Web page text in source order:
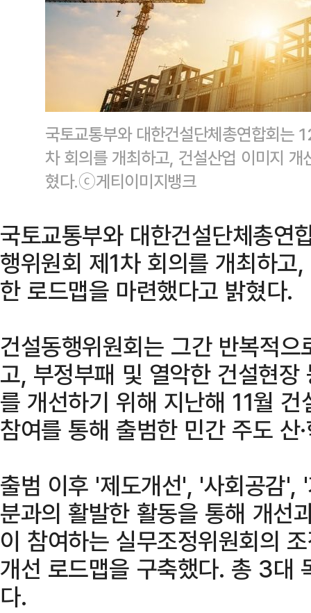
국토교통부와 대한건설단체총연합회는
차 회의를 개최하고, 건설산업 이미지
혔다.ⓒ게티이미지뱅크
국토교통부와 대한건설단체총
행위원회 제1차 회의를 개최하
한 로드맵을 마련했다고 밝혔다.
건설동행위원회는 그간 반복적
고, 부정부패 및 열악한 건설현
를 개선하기 위해 지난해 11월 건
참여를 통해 출범한 민간 주도 산·
출범 이후 '제도개선', '사회공감
분과의 활발한 활동을 통해 개선
이 참여하는 실무조정위원회의
개선 로드맵을 구축했다. 총 3대
다.